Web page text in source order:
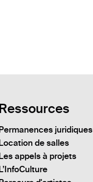
Ressources
Permanences juridiques
Location de salles
Les appels à projets
L’InfoCulture